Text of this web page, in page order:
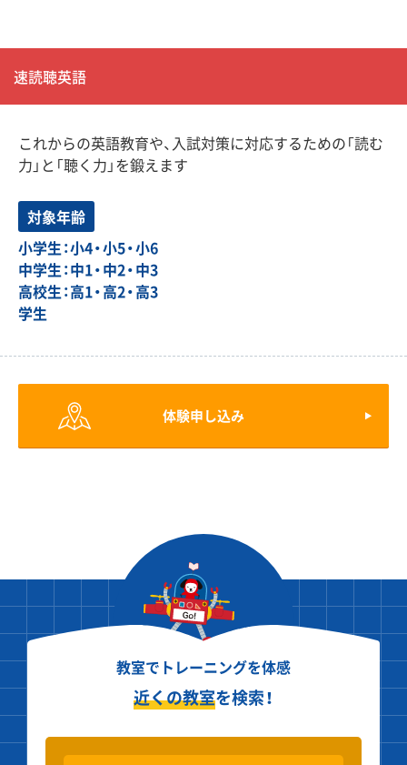
速読聴英語
これからの英語教育や、入試対策に対応するための「読む
力」と「聴く力」を鍛えます
対象年齢
小学生：小4・小5・小6
中学生：中1・中2・中3
高校生：高1・高2・高3
学生
体験申し込み
教室でトレーニングを体感
近くの教室を検索！